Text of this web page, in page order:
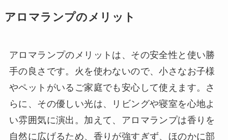
アロマランプのメリット
アロマランプのメリットは、その安全性と使い勝
手の良さです。火を使わないので、小さなお子様
やペットがいるご家庭でも安心して使えます。さ
らに、その優しい光は、リビングや寝室を心地よ
い雰囲気に演出。加えて、アロマランプは香りを
自然に広げるため、香りが強すぎず、ほのかに部